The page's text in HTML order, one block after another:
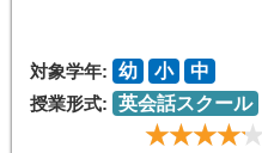
対象学年: 幼 小
中
授業形式: 英会話スクール